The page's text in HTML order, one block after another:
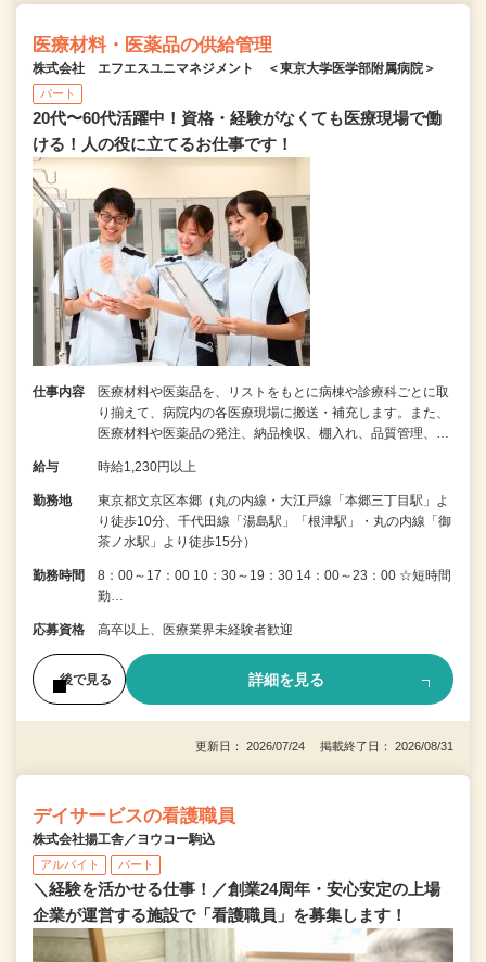
医療材料・医薬品の供給管理
株式会社 エフエスユニマネジメント ＜東京大学医学部附属病院＞
パート
20代〜60代活躍中！資格・経験がなくても医療現場で働
ける！人の役に立てるお仕事です！
仕事内容
医療材料や医薬品を、リストをもとに病棟や診療科ごとに取
り揃えて、病院内の各医療現場に搬送・補充します。また、
医療材料や医薬品の発注、納品検収、棚入れ、品質管理、…
給与 時給1,230円以上
勤務地
東京都文京区本郷（丸の内線・大江戸線「本郷三丁目駅」よ
り徒歩10分、千代田線「湯島駅」「根津駅」・丸の内線「御
茶ノ水駅」より徒歩15分）
勤務時間
8：00～17：00 10：30～19：30 14：00～23：00 ☆短時間
勤…
応募資格 高卒以上、医療業界未経験者歓迎
後で見る 詳細を見る
更新日： 2026/07/24 掲載終了日： 2026/08/31
デイサービスの看護職員
株式会社揚工舎／ヨウコー駒込
アルバイト パート
＼経験を活かせる仕事！／創業24周年・安心安定の上場
企業が運営する施設で「看護職員」を募集します！